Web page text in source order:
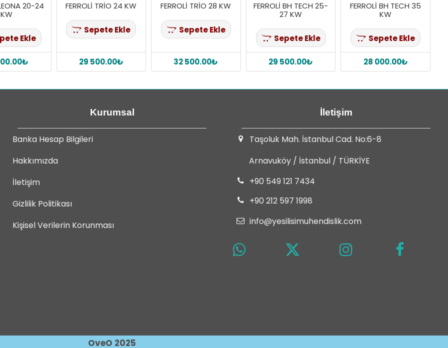
20-24
KW
Ekle
FERROLİ TRİO 24 KW
Sepete Ekle
29 500.00₺
FERROLİ TRİO 28 KW
Sepete Ekle
32 500.00₺
FERROLİ BH TECH 25-
27 KW
Sepete Ekle
29 500.00₺
FERROLİ BH TECH 35
KW
Sepete Ekle
28 000.00₺
Kurumsal
Banka Hesap Bilgileri
Hakkımızda
İletişim
Gizlilik Politikası
Kişisel Verilerin Korunması
İletişim
Taşoluk Mah. İstanbul Cad. No:6-8
Arnavuköy / İstanbul / TÜRKİYE
+90 549 121 7434
+90 212 597 1998
info@yesilisimuhendislik.com
OveO 2025